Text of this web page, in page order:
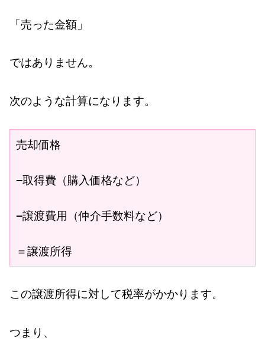
「売った金額」
ではありません。
次のような計算になります。
売却価格
−取得費（購入価格など）
−譲渡費用（仲介手数料など）
＝譲渡所得
この譲渡所得に対して税率がかかります。
つまり、